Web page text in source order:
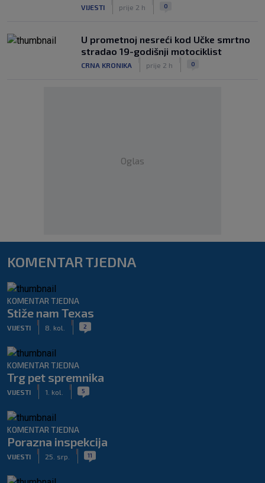
VIJESTI prije 2 h 0
U prometnoj nesreći kod Učke smrtno
stradao 19-godišnji motociklist
CRNA KRONIKA prije 2 h 0
Oglas
KOMENTAR TJEDNA
KOMENTAR TJEDNA
Stiže nam Texas
VIJESTI 8. kol. 2
KOMENTAR TJEDNA
Trg pet spremnika
VIJESTI 1. kol. 5
KOMENTAR TJEDNA
Porazna inspekcija
VIJESTI 25. srp. 11